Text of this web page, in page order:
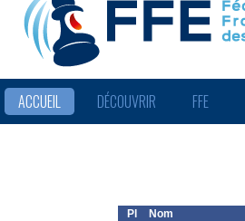
ACCUEIL DÉCOUVRIR FFE
Pl Nom